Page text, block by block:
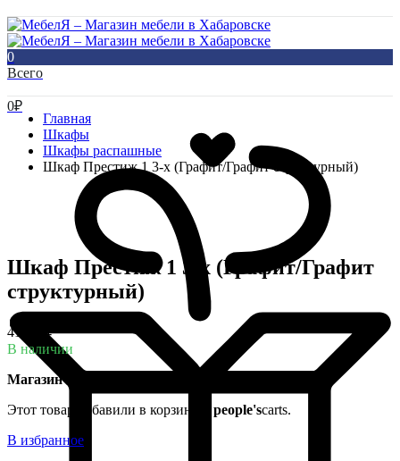
0
Всего
0₽
Главная
Шкафы
Шкафы распашные
Шкаф Престиж 1 3-х (Графит/Графит структурный)
Шкаф Престиж 1 3-х (Графит/Графит
структурный)
41 370
₽
В наличии
Магазин на ул. Краснореченская 141
Этот товар добавили в корзину
1 people'scarts.
В избранное